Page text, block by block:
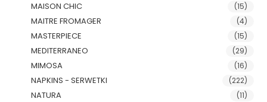
MAISON CHIC (15)
MAITRE FROMAGER (4)
MASTERPIECE (15)
MEDITERRANEO (29)
MIMOSA (16)
NAPKINS - SERWETKI (222)
NATURA (11)